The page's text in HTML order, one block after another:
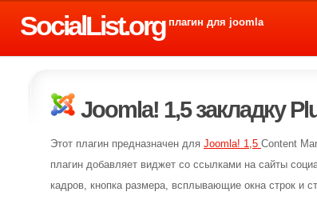
SocialList.org плагин для joomla
Joomla! 1,5 закладку
Этот плагин предназначен для Joomla! 1,5 Content
плагин добавляет виджет со ссылками на сайты
кадров, кнопка размера, всплывающие окна строк и